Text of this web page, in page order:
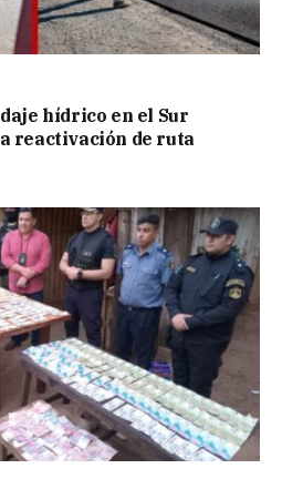
hídrico en el Sur
reactivación de ruta